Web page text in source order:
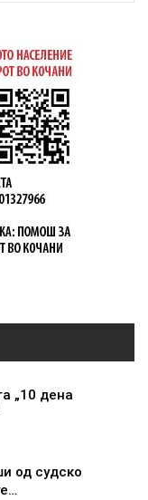
„10 дена
од судско